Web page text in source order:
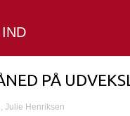
PÅ
Julie Henriksen